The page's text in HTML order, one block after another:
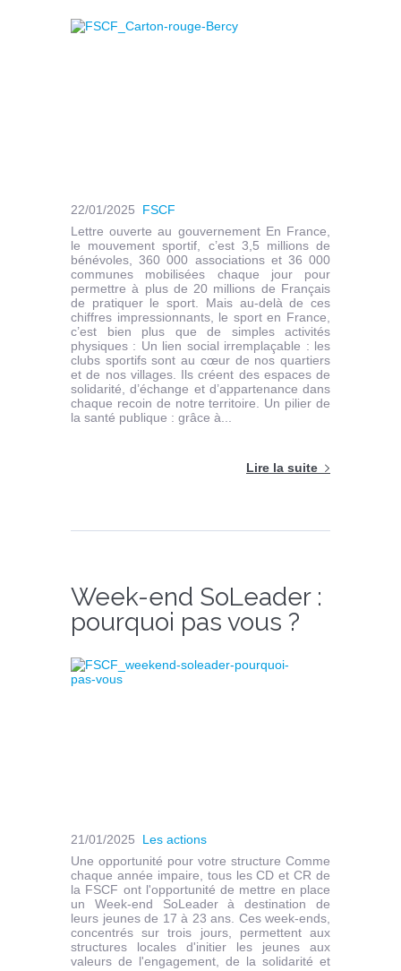
22/01/2025
FSCF
Lettre ouverte au gouvernement En France,
le mouvement sportif, c’est 3,5 millions de
bénévoles, 360 000 associations et 36 000
communes mobilisées chaque jour pour
permettre à plus de 20 millions de Français
de pratiquer le sport. Mais au-delà de ces
chiffres impressionnants, le sport en France,
c’est bien plus que de simples activités
physiques : Un lien social irremplaçable : les
clubs sportifs sont au cœur de nos quartiers
et de nos villages. Ils créent des espaces de
solidarité, d’échange et d’appartenance dans
chaque recoin de notre territoire. Un pilier de
la santé publique : grâce à...
Lire la suite
Week-end SoLeader :
pourquoi pas vous ?
21/01/2025
Les actions
Une opportunité pour votre structure Comme
chaque année impaire, tous les CD et CR de
la FSCF ont l'opportunité de mettre en place
un Week-end SoLeader à destination de
leurs jeunes de 17 à 23 ans. Ces week-ends,
concentrés sur trois jours, permettent aux
structures locales d'initier les jeunes aux
valeurs de l'engagement, de la solidarité et